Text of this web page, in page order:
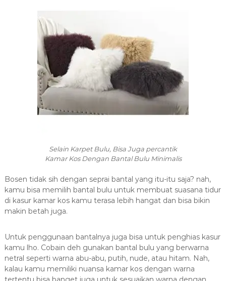
Selain Karpet Bulu, Bisa Juga percantik
Kamar Kos Dengan Bantal Bulu Minimalis
Bosen tidak sih dengan seprai bantal yang itu-itu saja? nah,
kamu bisa memilih bantal bulu untuk membuat suasana tidur
di kasur kamar kos kamu terasa lebih hangat dan bisa bikin
makin betah juga.
Untuk penggunaan bantalnya juga bisa untuk penghias kasur
kamu lho. Cobain deh gunakan bantal bulu yang berwarna
netral seperti warna abu-abu, putih, nude, atau hitam. Nah,
kalau kamu memiliki nuansa kamar kos dengan warna